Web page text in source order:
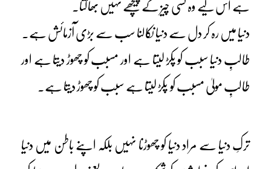
ہے اس لیے وہ کسی چیز کے پیچھے نہیں بھاگتا۔
دنیا میں رہ کر دل سے دنیا نکالنا سب سے بڑی آزمائش ہے۔
طالبِ دنیا سبب کو پکڑ لیتا ہے اور مسبب کو چھوڑ دیتا ہے اور
طالبِ مولیٰ مسبب کو پکڑ لیتا ہے سبب کو چھوڑ دیتا ہے۔
ترکِ دنیا سے مراد دنیا کو چھوڑنا نہیں بلکہ اپنے باطن میں دنیا